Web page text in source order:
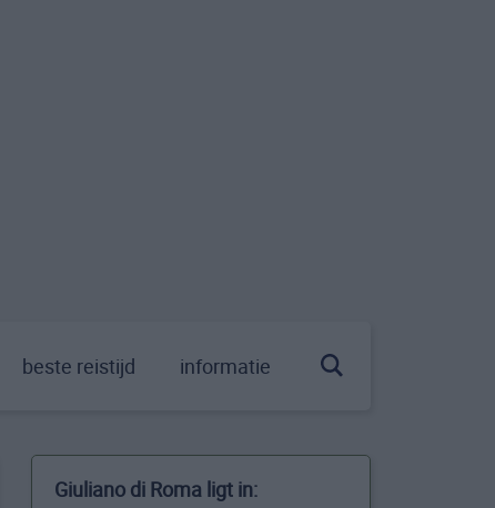
beste reistijd informatie
Giuliano di Roma ligt in: